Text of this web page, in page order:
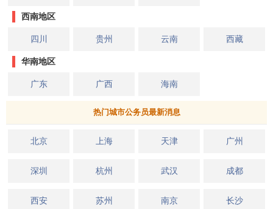
西南地区
四川 贵州 云南 西藏
华南地区
广东 广西 海南
热门城市公务员最新消息
北京 上海 天津 广州
深圳 杭州 武汉 成都
西安 苏州 南京 长沙